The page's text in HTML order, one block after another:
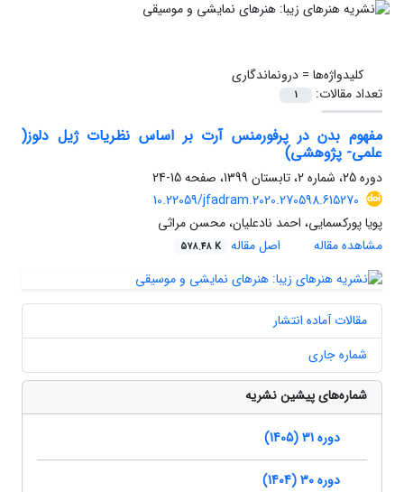
کلیدواژه‌ها =درونماندگاری
تعداد مقالات:
1
مفهوم بدن در پرفورمنس آرت بر اساس نظریات ژیل دلوز(
علمی- پژوهشی)
دوره 25، شماره 2، تابستان 1399، صفحه
15-24
10.22059/jfadram.2020.270598.615270
پویا پورکسمایی، احمد نادعلیان، محسن مراثی
مشاهده مقاله
اصل مقاله 578.48 K
مقالات آماده انتشار
شماره جاری
شماره‌های پیشین نشریه
دوره 31 (1405)
دوره 30 (1404)